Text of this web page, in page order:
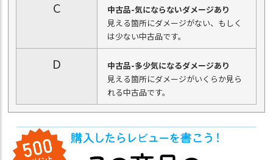
C
中古品-気にならないダメージあり
見える箇所にダメージがない、もしく
は少ない中古品です。
D
中古品-多少気になるダメージあり
見える箇所にダメージがいくらか見ら
れる中古品です。